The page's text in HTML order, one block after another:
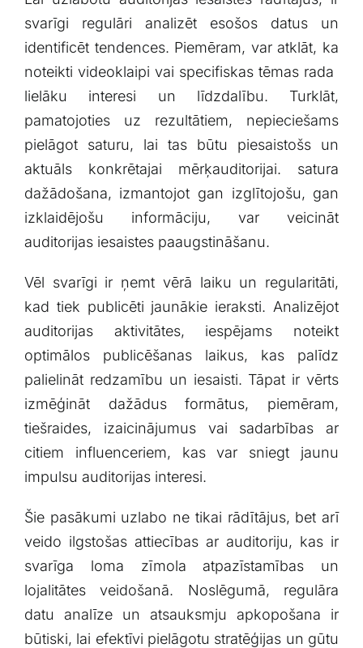
svarīgi​ regulāri analizēt esošos ⁢datus ⁢un
identificēt tendences. Piemēram, var atklāt, ka
noteikti videoklaipi vai specifiskas tēmas ⁢rada ​
lielāku interesi un ⁢līdzdalību. Turklāt,
pamatojoties uz⁣ rezultātiem, nepieciešams
pielāgot saturu, lai ⁣tas būtu piesaistošs un
aktuāls konkrētajai mērķauditorijai. satura
dažādošana, izmantojot⁢ gan izglītojošu, gan
izklaidējošu informāciju,⁣ var ⁢veicināt
⁣auditorijas ‍iesaistes paaugstināšanu.
Vēl​ svarīgi ir ņemt vērā laiku⁣ un regularitāti,
kad tiek⁢ publicēti jaunākie ⁣ieraksti.‌ Analizējot‍
auditorijas aktivitātes, iespējams⁣ noteikt
‌optimālos ‌publicēšanas laikus, kas palīdz
palielināt redzamību un iesaisti. Tāpat ir⁤ vērts
izmēģināt dažādus ‍formātus,‍ piemēram,
tiešraides, izaicinājumus vai sadarbības ar
citiem⁤ influenceriem, ⁣kas var sniegt⁣ jaunu
impulsu auditorijas interesi.
Šie pasākumi uzlabo ne tikai rādītājus, bet arī⁤
veido ‍ilgstošas ‌attiecības ar auditoriju, kas ir
svarīga loma zīmola atpazīstamības ‌un
lojalitātes veidošanā. Noslēgumā, regulāra
datu analīze un ​atsauksmju apkopošana ir
būtiski, lai efektīvi pielāgotu stratēģijas un gūtu‍